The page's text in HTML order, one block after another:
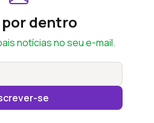
por dentro
notícias no seu e-mail.
se